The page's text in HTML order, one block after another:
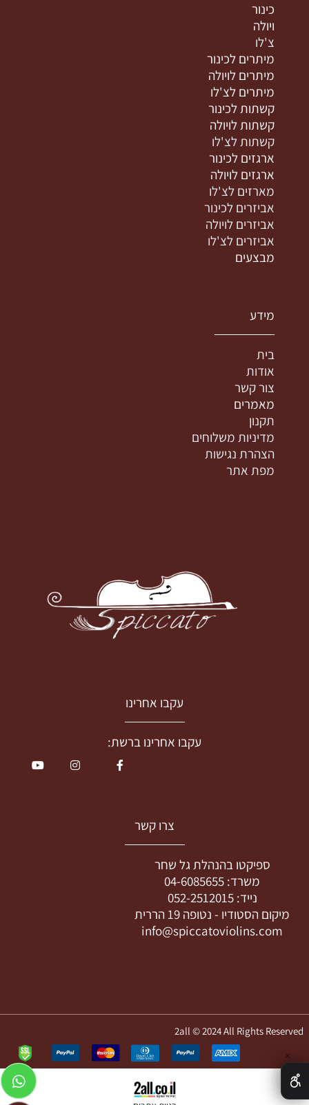
כינור
ויולה
צ'לו
מיתרים לכינור
מיתרים לויולה
מיתרים לצ'לו
קשתות לכינור
קשתות לויולה
קשתות לצ'לו
ארגזים לכינור
ארגזים לויולה
מארזים לצ'לו
אביזרים לכינור
אביזרים לויולה
אביזרים לצ'לו
מבצעים
מידע
בית
אודות
צור קשר
מאמרים
תקנון
מדיניות משלוחים
הצהרת נגישות
מפת אתר
עקבו אחרינו
עקבו אחרינו ברשת:
צרו קשר
ספיקטו בהנהלת גל שחר
משרד: 04-6085655
נייד:052-2512015
מיקום הסטודיו - נטופה 19 הררית
info@spiccatoviolins.com
2all © 2024 All Rights Reserved
✕